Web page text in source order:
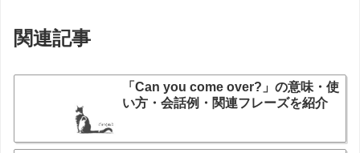
関連記事
「Can you come over?」の意味・使
い方・会話例・関連フレーズを紹介